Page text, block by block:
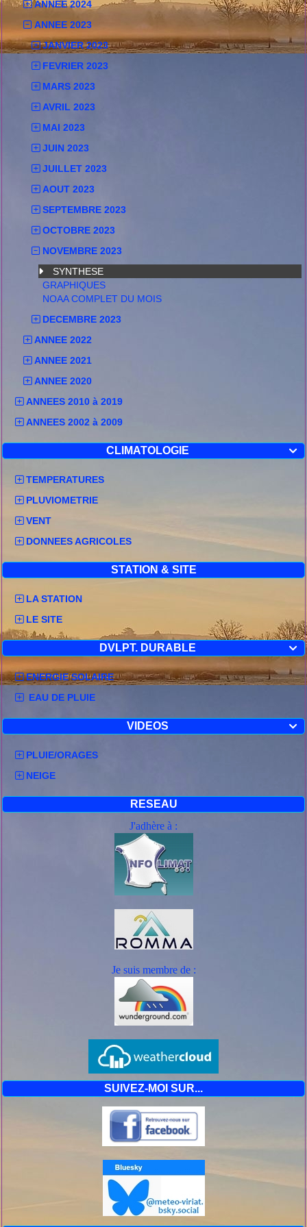
ANNEE 2024
ANNEE 2023
JANVIER 2023
FEVRIER 2023
MARS 2023
AVRIL 2023
MAI 2023
JUIN 2023
JUILLET 2023
AOUT 2023
SEPTEMBRE 2023
OCTOBRE 2023
NOVEMBRE 2023
SYNTHESE
GRAPHIQUES
NOAA COMPLET DU MOIS
DECEMBRE 2023
ANNEE 2022
ANNEE 2021
ANNEE 2020
ANNEES 2010 à 2019
ANNEES 2002 à 2009

CLIMATOLOGIE
TEMPERATURES
PLUVIOMETRIE
VENT
DONNEES AGRICOLES
STATION & SITE
LA STATION
LE SITE

DVLPT. DURABLE
ENERGIE SOLAIRE
EAU DE PLUIE

VIDEOS
PLUIE/ORAGES
NEIGE
RESEAU
J'adhère à :
Je suis membre de :
SUIVEZ-MOI SUR...